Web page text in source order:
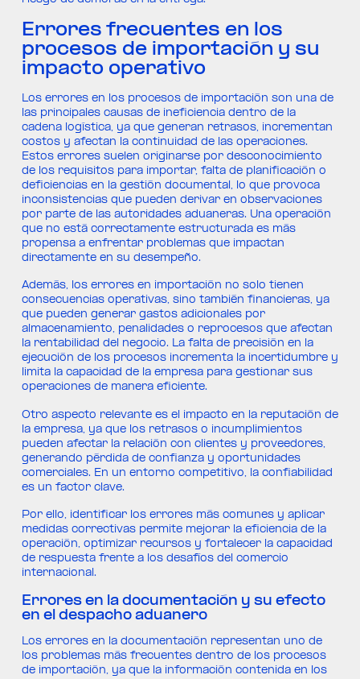
Errores frecuentes en los
procesos de importación y su
impacto operativo
Los errores en los procesos de importación son una de
las principales causas de ineficiencia dentro de la
cadena logística, ya que generan retrasos, incrementan
costos y afectan la continuidad de las operaciones.
Estos errores suelen originarse por desconocimiento
de los requisitos para importar, falta de planificación o
deficiencias en la gestión documental, lo que provoca
inconsistencias que pueden derivar en observaciones
por parte de las autoridades aduaneras. Una operación
que no está correctamente estructurada es más
propensa a enfrentar problemas que impactan
directamente en su desempeño.
Además, los errores en importación no solo tienen
consecuencias operativas, sino también financieras, ya
que pueden generar gastos adicionales por
almacenamiento, penalidades o reprocesos que afectan
la rentabilidad del negocio. La falta de precisión en la
ejecución de los procesos incrementa la incertidumbre y
limita la capacidad de la empresa para gestionar sus
operaciones de manera eficiente.
Otro aspecto relevante es el impacto en la reputación de
la empresa, ya que los retrasos o incumplimientos
pueden afectar la relación con clientes y proveedores,
generando pérdida de confianza y oportunidades
comerciales. En un entorno competitivo, la confiabilidad
es un factor clave.
Por ello, identificar los errores más comunes y aplicar
medidas correctivas permite mejorar la eficiencia de la
operación, optimizar recursos y fortalecer la capacidad
de respuesta frente a los desafíos del comercio
internacional.
Errores en la documentación y su efecto
en el despacho aduanero
Los errores en la documentación representan uno de
los problemas más frecuentes dentro de los procesos
de importación, ya que la información contenida en los